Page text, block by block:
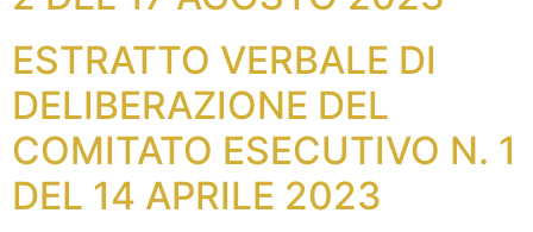
ESTRATTO VERBALE DI
DELIBERAZIONE DEL
COMITATO ESECUTIVO N. 1
DEL 14 APRILE 2023